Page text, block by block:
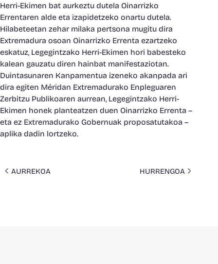
Herri-Ekimen bat aurkeztu dutela Oinarrizko
Errentaren alde eta izapidetzeko onartu dutela.
Hilabeteetan zehar milaka pertsona mugitu dira
Extremadura osoan Oinarrizko Errenta ezartzeko
eskatuz, Legegintzako Herri-Ekimen hori babesteko
kalean gauzatu diren hainbat manifestaziotan.
Duintasunaren Kanpamentua izeneko akanpada ari
dira egiten Méridan Extremadurako Enpleguaren
Zerbitzu Publikoaren aurrean, Legegintzako Herri-
Ekimen honek planteatzen duen Oinarrizko Errenta –
eta ez Extremadurako Gobernuak proposatutakoa –
aplika dadin lortzeko.
AURREKOA HURRENGOA